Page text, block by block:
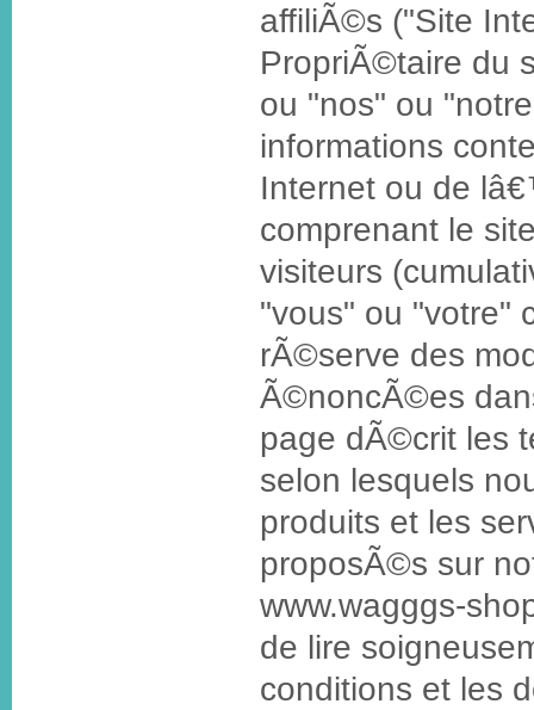
affiliÃ©s ("Site
PropriÃ©taire du
ou "nos" ou
informations
Internet ou de
comprenant le
visiteurs
"vous" ou "votre"
rÃ©serve des
Ã©noncÃ©es
page dÃ©crit les
selon lesquels
produits et les
proposÃ©s sur
www.wagggs-
de lire
conditions et les